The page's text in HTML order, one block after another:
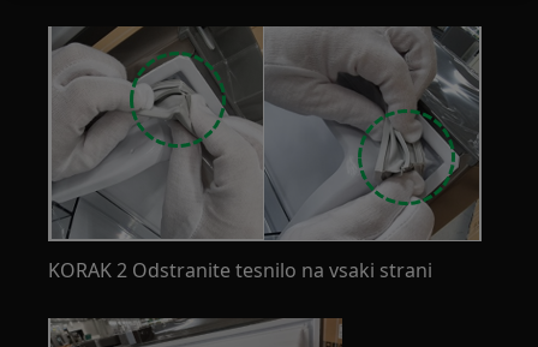
KORAK 2 Odstranite tesnilo na vsaki strani